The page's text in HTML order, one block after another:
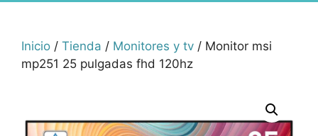
Inicio / Tienda / Monitores y tv / Monitor msi
mp251 25 pulgadas fhd 120hz